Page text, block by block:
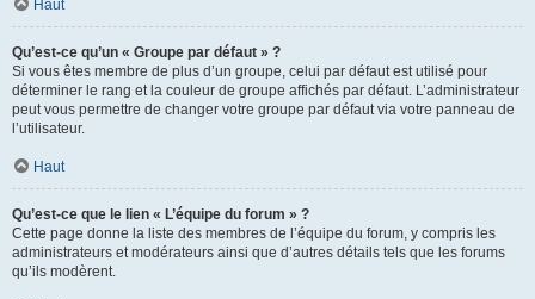
Haut
Qu’est-ce qu’un « Groupe par défaut » ?
Si vous êtes membre de plus d’un groupe, celui par défaut est utilisé pour
déterminer le rang et la couleur de groupe affichés par défaut. L’administrateur
peut vous permettre de changer votre groupe par défaut via votre panneau de
l’utilisateur.
Haut
Qu’est-ce que le lien « L’équipe du forum » ?
Cette page donne la liste des membres de l’équipe du forum, y compris les
administrateurs et modérateurs ainsi que d’autres détails tels que les forums
qu’ils modèrent.